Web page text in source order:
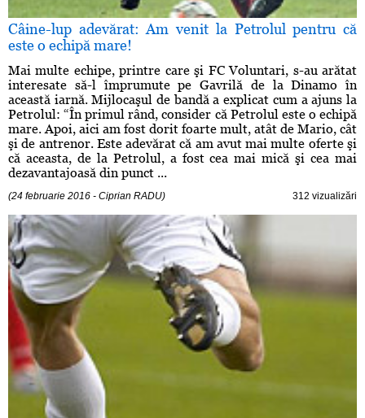
Câine-lup adevărat: Am venit la Petrolul pentru că
este o echipă mare!
Mai multe echipe, printre care şi FC Voluntari, s-au arătat
interesate să-l împrumute pe Gavrilă de la Dinamo în
această iarnă. Mijlocaşul de bandă a explicat cum a ajuns la
Petrolul: “În primul rând, consider că Petrolul este o echipă
mare. Apoi, aici am fost dorit foarte mult, atât de Mario, cât
şi de antrenor. Este adevărat că am avut mai multe oferte şi
că aceasta, de la Petrolul, a fost cea mai mică şi cea mai
dezavantajoasă din punct ...
(24 februarie 2016 - Ciprian RADU) 312 vizualizări